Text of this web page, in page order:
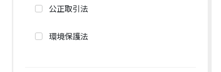
公正取引法
環境保護法